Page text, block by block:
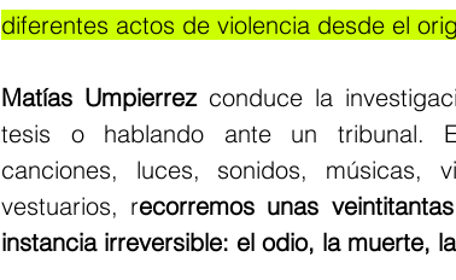
diferentes actos de violencia desde el
Matías Umpierrez conduce la
tesis o hablando ante un tribunal.
canciones, luces, sonidos, músicas,
vestuarios, recorremos unas
instancia irreversible: el odio, la muerte,